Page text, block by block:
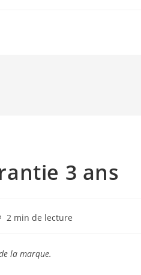
3 ans
2 min de lecture
la marque.